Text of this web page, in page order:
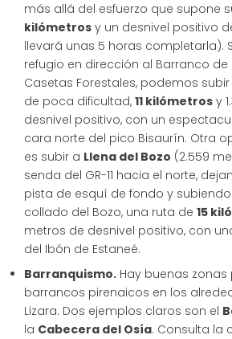
más allá del esfuerzo que supone
kilómetros y un desnivel positivo
llevará unas 5 horas completarla).
refugio en dirección al Barranco
Casetas Forestales, podemos subir
de poca dificultad, 11 kilómetros y
desnivel positivo, con un
cara norte del pico Bisaurín. Otra
es subir a Llena del Bozo (2.559
senda del GR-11 hacia el norte,
pista de esquí de fondo y
collado del Bozo, una ruta de 15
metros de desnivel positivo, con
del Ibón de Estaneé.
Barranquismo. Hay buenas
barrancos pirenaicos en los
Lizara. Dos ejemplos claros son el
la Cabecera del Osía. Consulta la